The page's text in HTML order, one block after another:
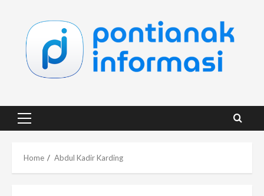
content
Primary
Home Abdul Kadir Karding